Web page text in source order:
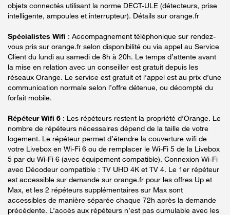
objets connectés utilisant la norme DECT-ULE (détecteurs, prise
intelligente, ampoules et interrupteur). Détails sur orange.fr
Spécialistes Wifi : Accompagnement téléphonique sur rendez-
vous pris sur orange.fr selon disponibilité ou via appel au Service
Client du lundi au samedi de 8h à 20h. Le temps d’attente avant
la mise en relation avec un conseiller est gratuit depuis les
réseaux Orange. Le service est gratuit et l’appel est au prix d’une
communication normale selon l’offre détenue, ou décompté du
forfait mobile.
Répéteur Wifi 6 : Les répéteurs restent la propriété d’Orange. Le
nombre de répéteurs nécessaires dépend de la taille de votre
logement. Le répéteur permet d’étendre la couverture wifi de
votre Livebox en Wi-Fi 6 ou de remplacer le Wi-Fi 5 de la Livebox
5 par du Wi-Fi 6 (avec équipement compatible). Connexion Wi-Fi
avec Décodeur compatible : TV UHD 4K et TV 4. Le 1er répéteur
est accessible sur demande sur orange.fr pour les offres Up et
Max, et les 2 répéteurs supplémentaires sur Max sont
accessibles de manière séparée chaque 72h après la demande
précédente. L’accès aux répéteurs n’est pas cumulable avec les